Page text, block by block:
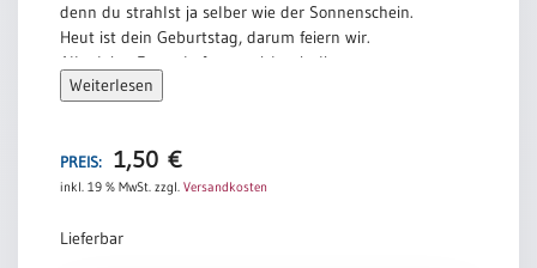
denn du strahlst ja selber wie der Sonnenschein.
Heut ist dein Geburtstag, darum feiern wir.
Alle deine Freunde freuen sich mit dir …
Wie schön, dass du geboren bist, / wir hätten dich sonst
Wie schön, dass wir beisammen sind. / Wir gratulieren
dir, Geburtstagskind.
Bitte bleib noch lange glücklich und gesund.
Weiterlesen
PREIS: 1,50 €
inkl. 19 % MwSt. zzgl. Versandkosten
Lieferbar